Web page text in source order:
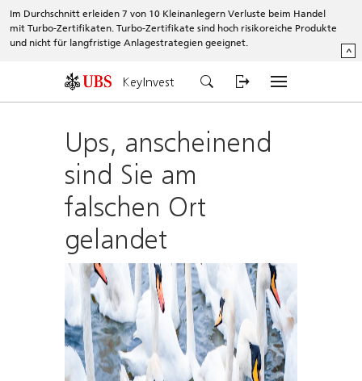
Im Durchschnitt erleiden 7 von 10 Kleinanlegern Verluste beim Handel
mit Turbo-Zertifikaten. Turbo-Zertifikate sind hoch risikoreiche Produkte
und nicht für langfristige Anlagestrategien geeignet.
^
KeyInvest
Ups, anscheinend
sind Sie am
falschen Ort
gelandet